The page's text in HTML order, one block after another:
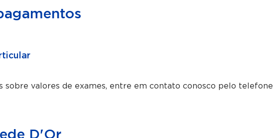
sobre valores de exames, entre em contato conosco pelo telefone
D'Or